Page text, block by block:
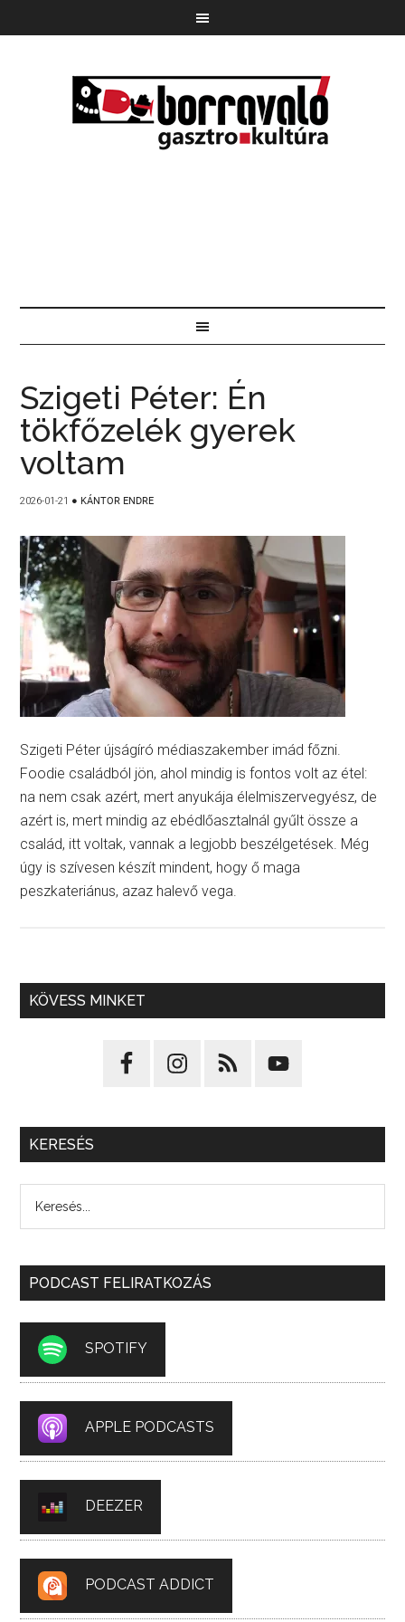
Szigeti Péter: Én
tökfőzelék gyerek
voltam
2026-01-21 ● KÁNTOR ENDRE
Szigeti Péter újságíró médiaszakember imád főzni.
Foodie családból jön, ahol mindig is fontos volt az étel:
na nem csak azért, mert anyukája élelmiszervegyész, de
azért is, mert mindig az ebédlőasztalnál gyűlt össze a
család, itt voltak, vannak a legjobb beszélgetések. Még
úgy is szívesen készít mindent, hogy ő maga
peszkateriánus, azaz halevő vega.
KÖVESS MINKET
KERESÉS
PODCAST FELIRATKOZÁS
SPOTIFY
APPLE PODCASTS
DEEZER
PODCAST ADDICT